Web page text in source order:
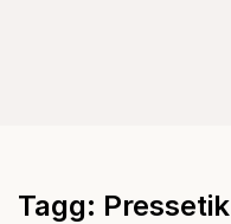
Tagg: Pressetik